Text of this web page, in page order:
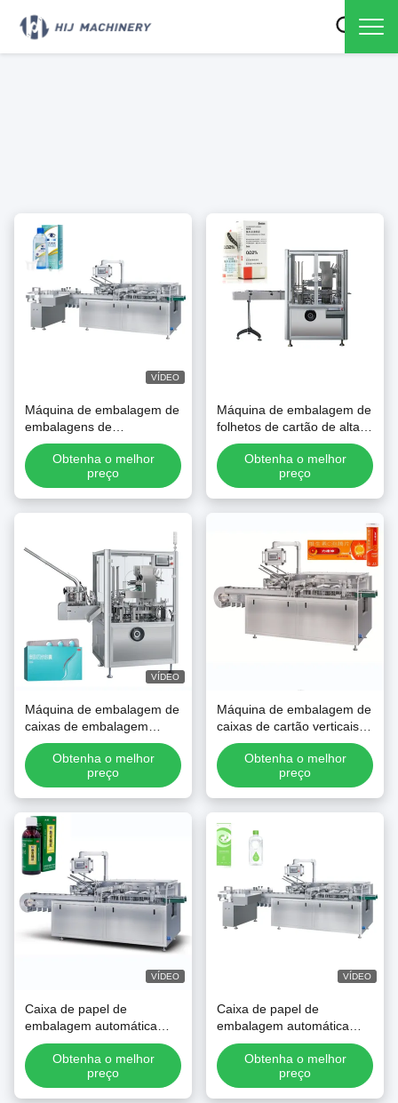
VÍDEO
Máquina de embalagem de
embalagens de
embalagens de
embalagens de
embalagens de
embalagens
Obtenha o melhor
preço
Máquina de embalagem de
folhetos de cartão de alta
velocidade
Obtenha o melhor
preço
VÍDEO
Máquina de embalagem de
caixas de embalagem
automática de alta
velocidade
Obtenha o melhor
preço
Máquina de embalagem de
caixas de cartão verticais
totalmente automática para
garrafas de tubo
Obtenha o melhor
preço
VÍDEO
Caixa de papel de
embalagem automática
máquina de embalagem
automática para tubos
cosméticos garrafas
Obtenha o melhor
preço
VÍDEO
Caixa de papel de
embalagem automática
máquina de embalagem
automática para tubos
cosméticos garrafas
Obtenha o melhor
preço